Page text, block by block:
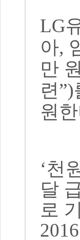
LG
아,
만
련”)
원
‘천
달
로
2016